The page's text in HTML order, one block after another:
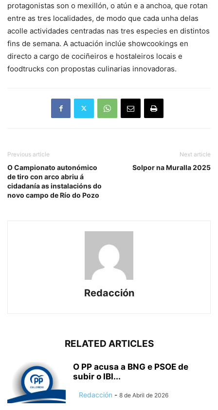
protagonistas son o mexillón, o atún e a anchoa, que rotan
entre as tres localidades, de modo que cada unha delas
acolle actividades centradas nas tres especies en distintos
fins de semana. A actuación inclúe showcookings en
directo a cargo de cociñeiros e hostaleiros locais e
foodtrucks con propostas culinarias innovadoras.
Previous article
O Campionato autonómico
de tiro con arco abriu á
cidadanía as instalacións do
novo campo de Río do Pozo
Next article
Solpor na Muralla 2025
Redacción
RELATED ARTICLES
O PP acusa a BNG e PSOE de
subir o IBI...
Redacción - 8 de Abril de 2026